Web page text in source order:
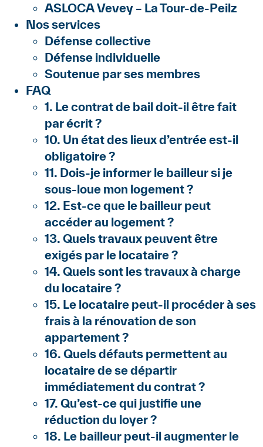
ASLOCA Vevey – La Tour-de-Peilz
Nos services
Défense collective
Défense individuelle
Soutenue par ses membres
FAQ
1. Le contrat de bail doit-il être fait
par écrit ?
10. Un état des lieux d’entrée est-il
obligatoire ?
11. Dois-je informer le bailleur si je
sous-loue mon logement ?
12. Est-ce que le bailleur peut
accéder au logement ?
13. Quels travaux peuvent être
exigés par le locataire ?
14. Quels sont les travaux à charge
du locataire ?
15. Le locataire peut-il procéder à ses
frais à la rénovation de son
appartement ?
16. Quels défauts permettent au
locataire de se départir
immédiatement du contrat ?
17. Qu’est-ce qui justifie une
réduction du loyer ?
18. Le bailleur peut-il augmenter le